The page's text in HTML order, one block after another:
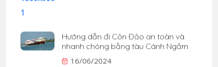
Hướng dẫn đi Côn Đảo an toàn và
nhanh chóng bằng tàu Cánh Ngầm
16/06/2024